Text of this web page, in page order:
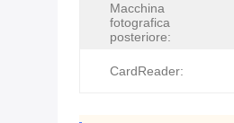
Macchina
fotografica
posteriore:
CardReader: